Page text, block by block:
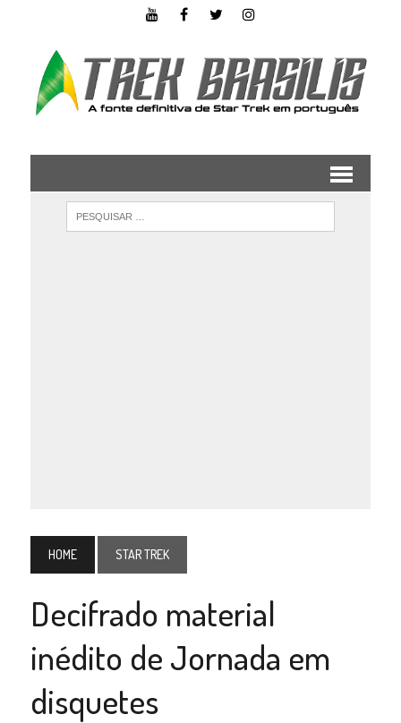
HOME STAR TREK
Decifrado material
inédito de Jornada em
disquetes